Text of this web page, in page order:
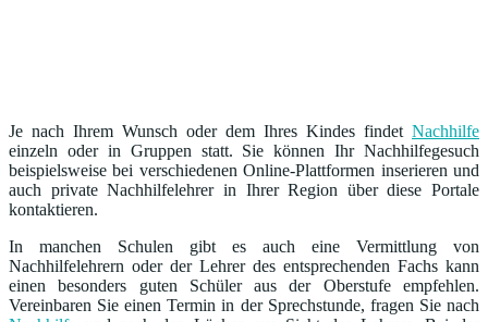
Je nach Ihrem Wunsch oder dem Ihres Kindes findet Nachhilfe
einzeln oder in Gruppen statt. Sie können Ihr Nachhilfegesuch
beispielsweise bei verschiedenen Online-Plattformen inserieren und
auch private Nachhilfelehrer in Ihrer Region über diese Portale
kontaktieren.
In manchen Schulen gibt es auch eine Vermittlung von
Nachhilfelehrern oder der Lehrer des entsprechenden Fachs kann
einen besonders guten Schüler aus der Oberstufe empfehlen.
Vereinbaren Sie einen Termin in der Sprechstunde, fragen Sie nach